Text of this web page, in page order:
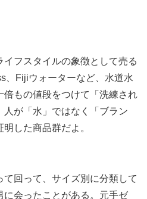
フスタイルの象徴として売る
、Fijiウォーターなど、水道水
倍もの値段をつけて「洗練され
が「水」ではなく「ブラン
した商品群だよ。
回って、サイズ別に分類して
に会ったことがある。元手ゼ